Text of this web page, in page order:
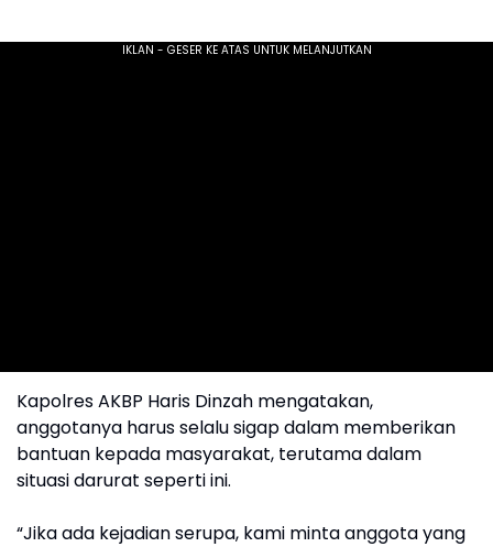
Kapolres AKBP Haris Dinzah mengatakan,
anggotanya harus selalu sigap dalam memberikan
bantuan kepada masyarakat, terutama dalam
situasi darurat seperti ini.
“Jika ada kejadian serupa, kami minta anggota yang